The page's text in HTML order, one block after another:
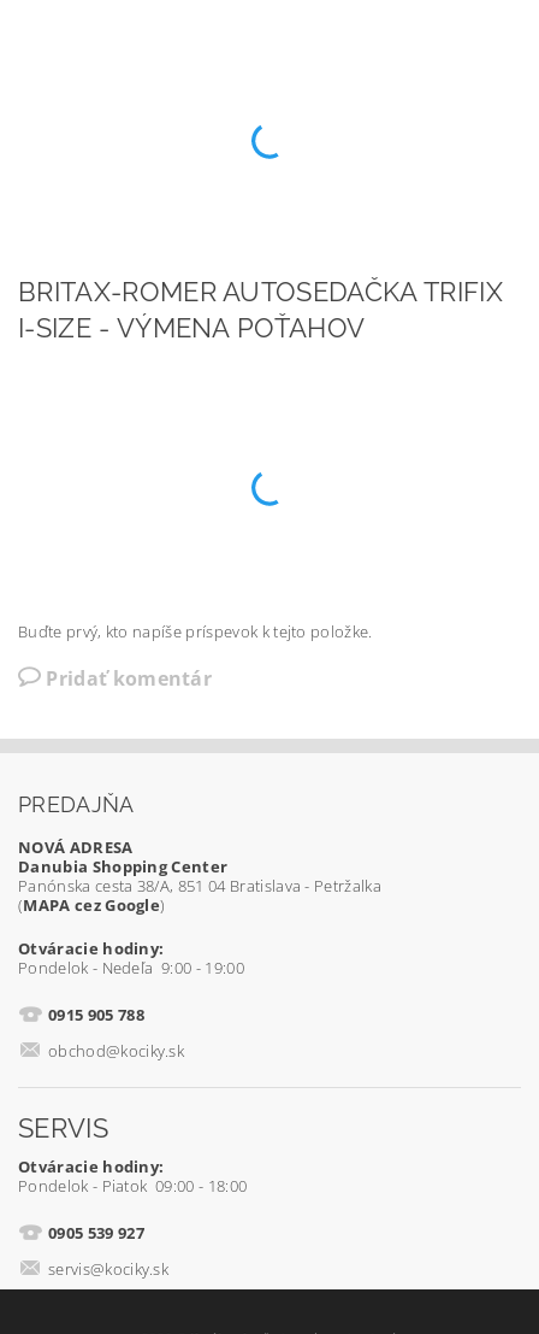
BRITAX-ROMER AUTOSEDAČKA TRIFIX
I-SIZE - VÝMENA POŤAHOV
Buďte prvý, kto napíše príspevok k tejto položke.
Pridať komentár
PREDAJŇA
NOVÁ ADRESA
Danubia Shopping Center
Panónska cesta 38/A, 851 04 Bratislava - Petržalka
(MAPA cez Google)
Otváracie hodiny:
Pondelok - Nedeľa 9:00 - 19:00
0915 905 788
obchod@kociky.sk
SERVIS
Otváracie hodiny:
Pondelok - Piatok 09:00 - 18:00
0905 539 927
servis@kociky.sk